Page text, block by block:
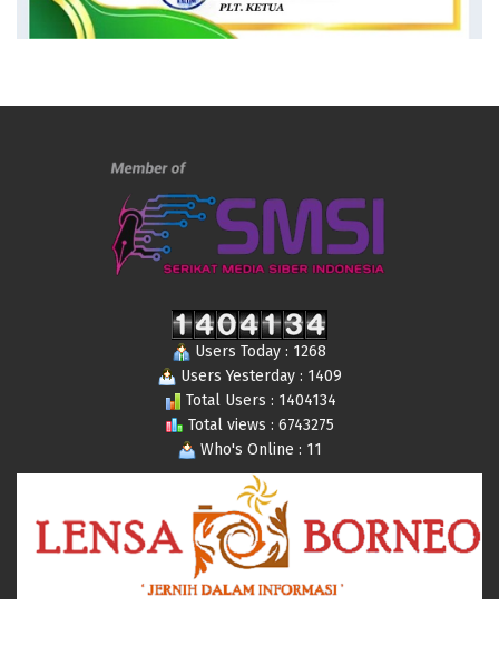
Users Today : 1268
Users Yesterday : 1409
Total Users : 1404134
Total views : 6743275
Who's Online : 11